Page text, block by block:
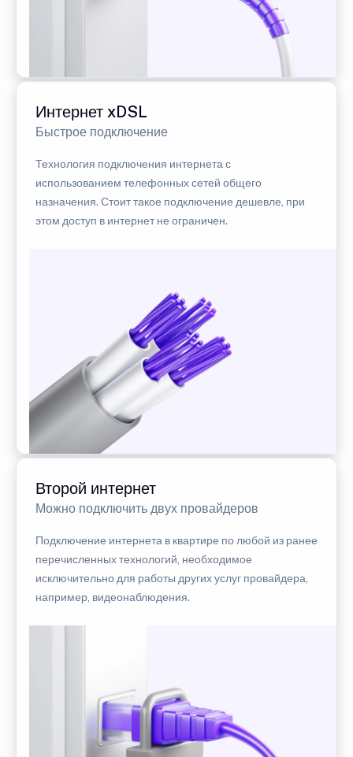
Интернет xDSL
Быстрое подключение
Технология подключения интернета с
использованием телефонных сетей общего
назначения. Стоит такое подключение дешевле, при
этом доступ в интернет не ограничен.
Второй интернет
Можно подключить двух провайдеров
Подключение интернета в квартире по любой из ранее
перечисленных технологий, необходимое
исключительно для работы других услуг провайдера,
например, видеонаблюдения.